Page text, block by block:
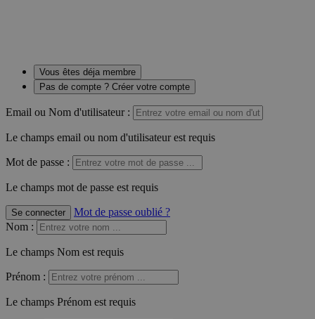
Vous êtes déja membre
Pas de compte ? Créer votre compte
Email ou Nom d'utilisateur :
Le champs email ou nom d'utilisateur est requis
Mot de passe :
Le champs mot de passe est requis
Se connecter
Mot de passe oublié ?
Nom :
Le champs Nom est requis
Prénom :
Le champs Prénom est requis